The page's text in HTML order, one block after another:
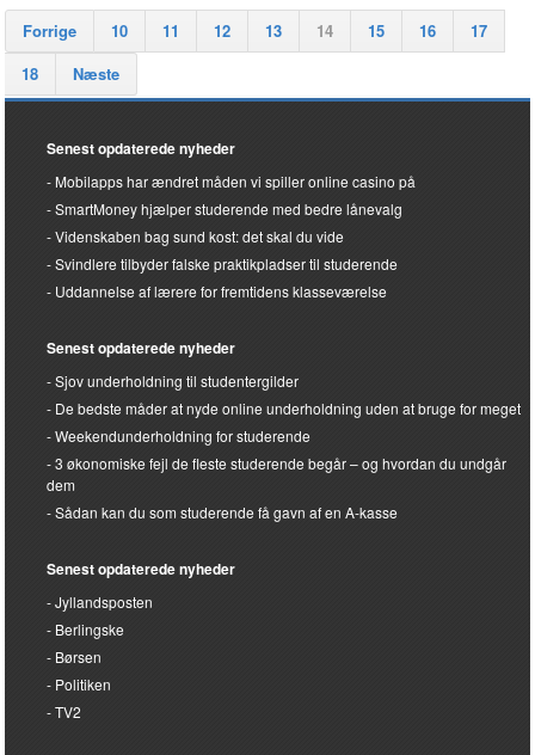
Forrige 10 11 12 13 14 15 16
17
18
Næste
Senest opdaterede nyheder
Mobilapps har ændret måden vi spiller online casino på
SmartMoney hjælper studerende med bedre lånevalg
Videnskaben bag sund kost: det skal du vide
Svindlere tilbyder falske praktikpladser til studerende
Uddannelse af lærere for fremtidens klasseværelse
Senest opdaterede nyheder
Sjov underholdning til studentergilder
De bedste måder at nyde online underholdning uden at bruge for meget
Weekendunderholdning for studerende
3 økonomiske fejl de fleste studerende begår – og hvordan du undgår
dem
Sådan kan du som studerende få gavn af en A-kasse
Senest opdaterede nyheder
Jyllandsposten
Berlingske
Børsen
Politiken
TV2